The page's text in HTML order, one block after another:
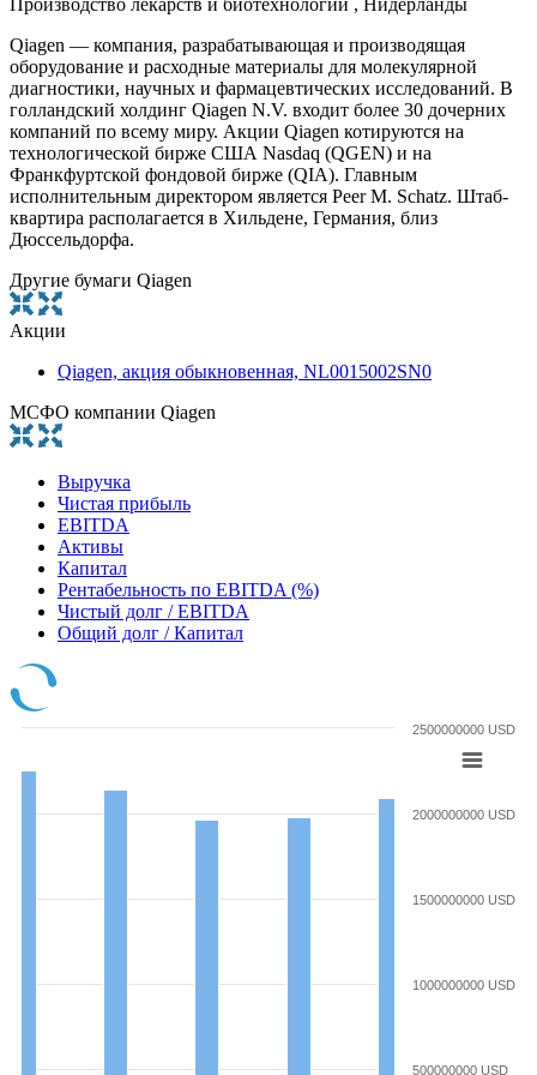
Qiagen — компания, разрабатывающая и производящая
оборудование и расходные материалы для молекулярной
диагностики, научных и фармацевтических исследований. В
голландский холдинг Qiagen N.V. входит более 30 дочерних
компаний по всему миру. Акции Qiagen котируются на
технологической бирже США Nasdaq (QGEN) и на
Франкфуртской фондовой бирже (QIA). Главным
исполнительным директором является Peer M. Schatz. Штаб-
квартира располагается в Хильдене, Германия, близ
Дюссельдорфа.
Другие бумаги Qiagen
Акции
Qiagen, акция обыкновенная, NL0015002SN0
МСФО компании Qiagen
Выручка
Чистая прибыль
EBITDA
Активы
Капитал
Рентабельность по EBITDA (%)
Чистый долг / EBITDA
Общий долг / Капитал
500000000 USD
1000000000 USD
1500000000 USD
2000000000 USD
2500000000 USD